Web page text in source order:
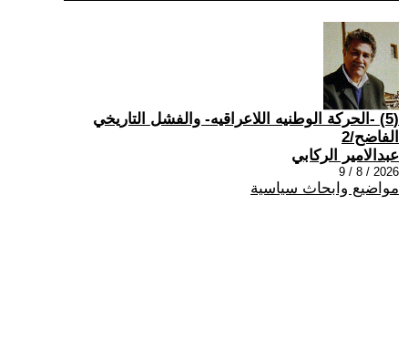
(5) -الحركة الوطنيه اللاعراقيه- والفشل التاريخي
الفاضح/2
عبدالامير الركابي
2026 / 8 / 9
مواضيع وابحاث سياسية